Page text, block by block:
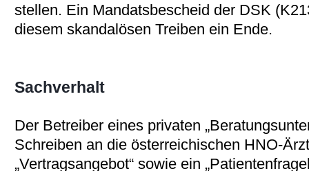
stellen. Ein Mandatsbescheid der DSK
diesem skandalösen Treiben ein Ende.
Sachverhalt
Der Betreiber eines privaten
Schreiben an die österreichischen HNO-
„Vertragsangebot“ sowie ein